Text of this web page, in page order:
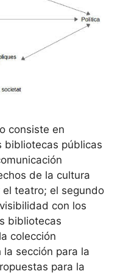
consiste en
bibliotecas públicas
de la cultura
el teatro; el segundo
con los
bibliotecas
colección
sección para la
para la